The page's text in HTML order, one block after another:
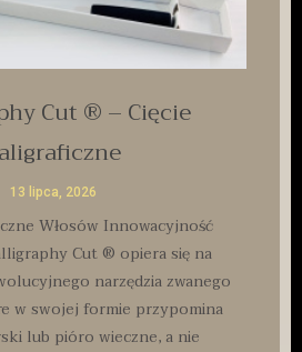
Cut ® – Cięcie
13 lipca, 2026
Włosów Innowacyjność
Cut ® opiera się na
narzędzia zwanego
w swojej formie przypomina
lub pióro wieczne, a nie